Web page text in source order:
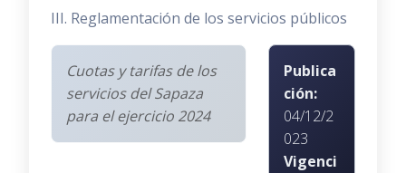
III. Reglamentación de los servicios públicos
Cuotas y tarifas de los
servicios del Sapaza
para el ejercicio 2024
Publica
ción:
04/12/2
023
Vigenci